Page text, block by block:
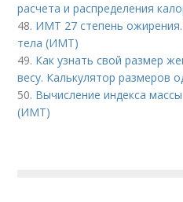
расчета и распределения
48. ИМТ 27 степень
тела (ИМТ)
49. Как узнать свой размер
весу. Калькулятор размеров
50. Вычисление индекса
(ИМТ)